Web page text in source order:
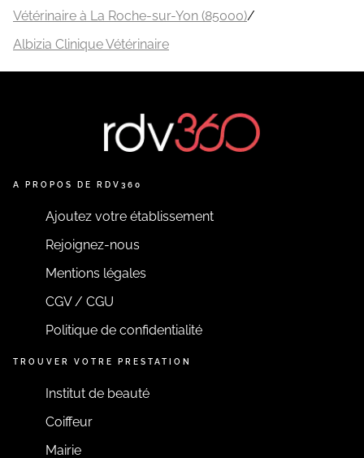
Vétérinaire à La Roche-sur-Yon (85000)/
Albizia Clinique Vétérinaire
A PROPOS DE RDV360
Ajoutez votre établissement
Rejoignez-nous
Mentions légales
CGV / CGU
Politique de confidentialité
TROUVER VOTRE PRESTATION
Institut de beauté
Coiffeur
Mairie